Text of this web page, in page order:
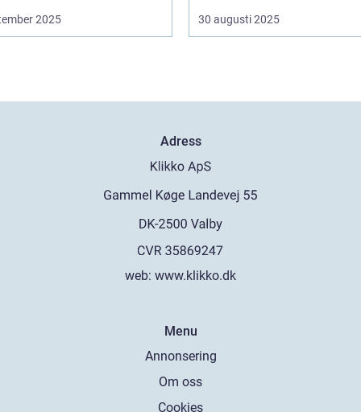
2025 30 augusti 2025
Adress
web: www.klikko.dk
Menu
Annonsering
Om oss
Cookies